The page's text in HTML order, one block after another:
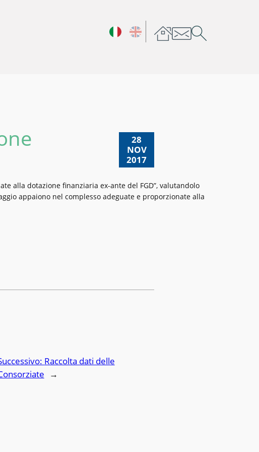
28
NOV
2017
alla dotazione finanziaria ex-ante del FGD”, valutandolo
appaiono nel complesso adeguate e proporzionate alla
Raccolta dati delle
→